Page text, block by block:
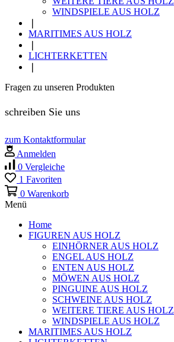
WINDSPIELE AUS HOLZ
MARITIMES AUS HOLZ
LICHTERKETTEN
Fragen zu unseren Produkten
schreiben Sie uns
zum Kontaktformular
Anmelden
0 Vergleiche
1 Favoriten
0 Warenkorb
Menü
Home
FIGUREN AUS HOLZ
EINHÖRNER AUS HOLZ
ENGEL AUS HOLZ
ENTEN AUS HOLZ
MÖWEN AUS HOLZ
PINGUINE AUS HOLZ
SCHWEINE AUS HOLZ
WEITERE TIERE AUS HOLZ
WINDSPIELE AUS HOLZ
MARITIMES AUS HOLZ